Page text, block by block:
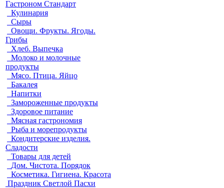
Гастроном Стандарт
Кулинария
Сыры
Овощи. Фрукты. Ягоды.
Грибы
Хлеб. Выпечка
Молоко и молочные
продукты
Мясо. Птица. Яйцо
Бакалея
Напитки
Замороженные продукты
Здоровое питание
Мясная гастрономия
Рыба и морепродукты
Кондитерские изделия.
Сладости
Товары для детей
Дом. Чистота. Порядок
Косметика. Гигиена. Красота
Праздник Светлой Пасхи